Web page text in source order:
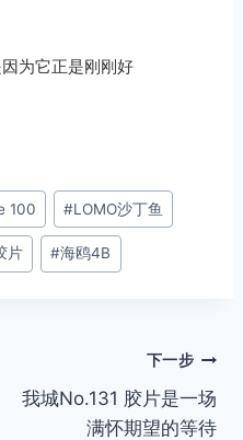
为它正是刚刚好
100 #LOMO沙丁鱼
片 #海鸥4B
下一步
我城No.131 胶片是一场
满怀期望的等待